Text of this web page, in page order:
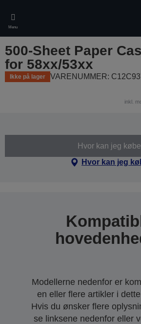
main
content
Menu
500-Sheet Paper
for 58xx/53xx
Ikke på lager VARENUMMER:
inkl.
Hvor kan jeg købe
Hvor kan jeg
Modellerne nedenfor er
en eller flere artikler i
Hvis du ønsker flere
se linksene nedenfor eller